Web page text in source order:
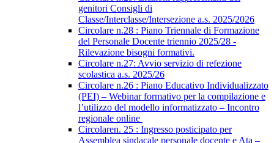
genitori Consigli di
Classe/Interclasse/Intersezione a.s. 2025/2026
Circolare n.28 : Piano Triennale di Formazione
del Personale Docente triennio 2025/28 -
Rilevazione bisogni formativi.
Circolare n.27: Avvio servizio di refezione
scolastica a.s. 2025/26
Circolare n.26 : Piano Educativo Individualizzato
(PEI) – Webinar formativo per la compilazione e
l’utilizzo del modello informatizzato – Incontro
regionale online
Circolaren. 25 : Ingresso posticipato per
Assemblea sindacale personale docente e Ata –